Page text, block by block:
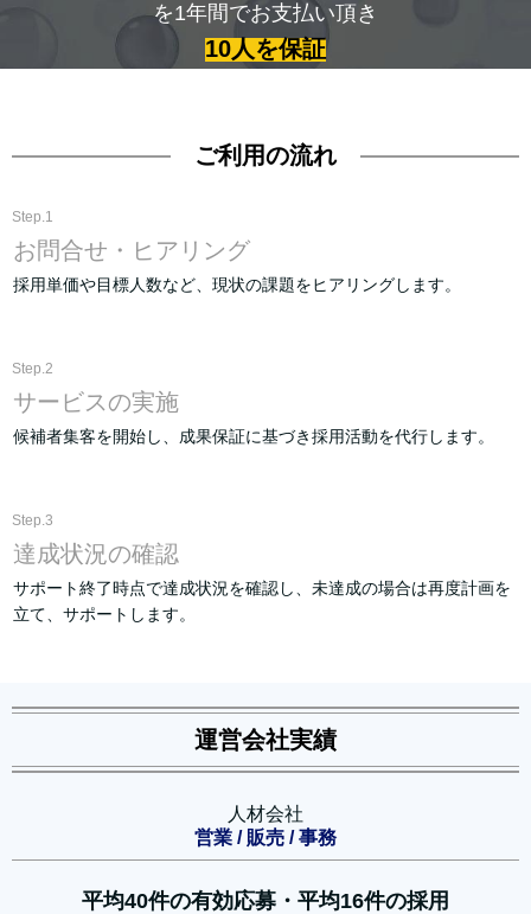
を1年間でお支払い頂き
10人を保証
ご利用の流れ
Step.1
お問合せ・ヒアリング
採用単価や目標人数など、現状の課題をヒアリングします。
Step.2
サービスの実施
候補者集客を開始し、成果保証に基づき採用活動を代行します。
Step.3
達成状況の確認
サポート終了時点で達成状況を確認し、未達成の場合は再度計画を
立て、サポートします。
運営会社実績
人材会社
営業 / 販売 / 事務
平均40件の有効応募・平均16件の採用